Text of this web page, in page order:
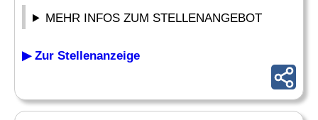
MEHR INFOS ZUM STELLENANGEBOT
▶ Zur Stellenanzeige